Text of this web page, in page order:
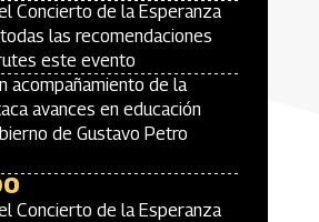
Concierto de la Esperanza
las recomendaciones
este evento
acompañamiento de la
avances en educación
de Gustavo Petro
Concierto de la Esperanza